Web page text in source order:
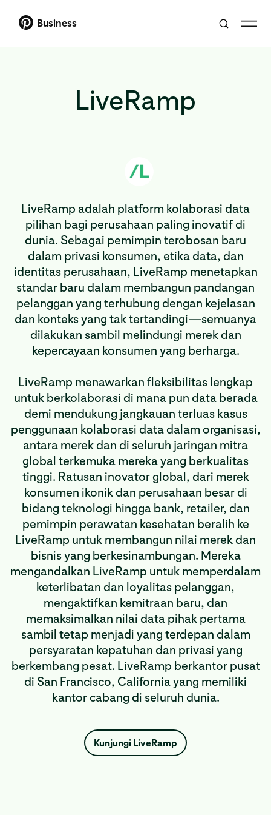
Business
LiveRamp
LiveRamp adalah platform kolaborasi data
pilihan bagi perusahaan paling inovatif di
dunia. Sebagai pemimpin terobosan baru
dalam privasi konsumen, etika data, dan
identitas perusahaan, LiveRamp menetapkan
standar baru dalam membangun pandangan
pelanggan yang terhubung dengan kejelasan
dan konteks yang tak tertandingi—semuanya
dilakukan sambil melindungi merek dan
kepercayaan konsumen yang berharga.
LiveRamp menawarkan fleksibilitas lengkap
untuk berkolaborasi di mana pun data berada
demi mendukung jangkauan terluas kasus
penggunaan kolaborasi data dalam organisasi,
antara merek dan di seluruh jaringan mitra
global terkemuka mereka yang berkualitas
tinggi. Ratusan inovator global, dari merek
konsumen ikonik dan perusahaan besar di
bidang teknologi hingga bank, retailer, dan
pemimpin perawatan kesehatan beralih ke
LiveRamp untuk membangun nilai merek dan
bisnis yang berkesinambungan. Mereka
mengandalkan LiveRamp untuk memperdalam
keterlibatan dan loyalitas pelanggan,
mengaktifkan kemitraan baru, dan
memaksimalkan nilai data pihak pertama
sambil tetap menjadi yang terdepan dalam
persyaratan kepatuhan dan privasi yang
berkembang pesat. LiveRamp berkantor pusat
di San Francisco, California yang memiliki
kantor cabang di seluruh dunia.
Kunjungi LiveRamp